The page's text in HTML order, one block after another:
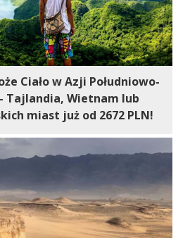
Ciało w Azji Południowo-
Tajlandia, Wietnam lub
miast już od 2672 PLN!